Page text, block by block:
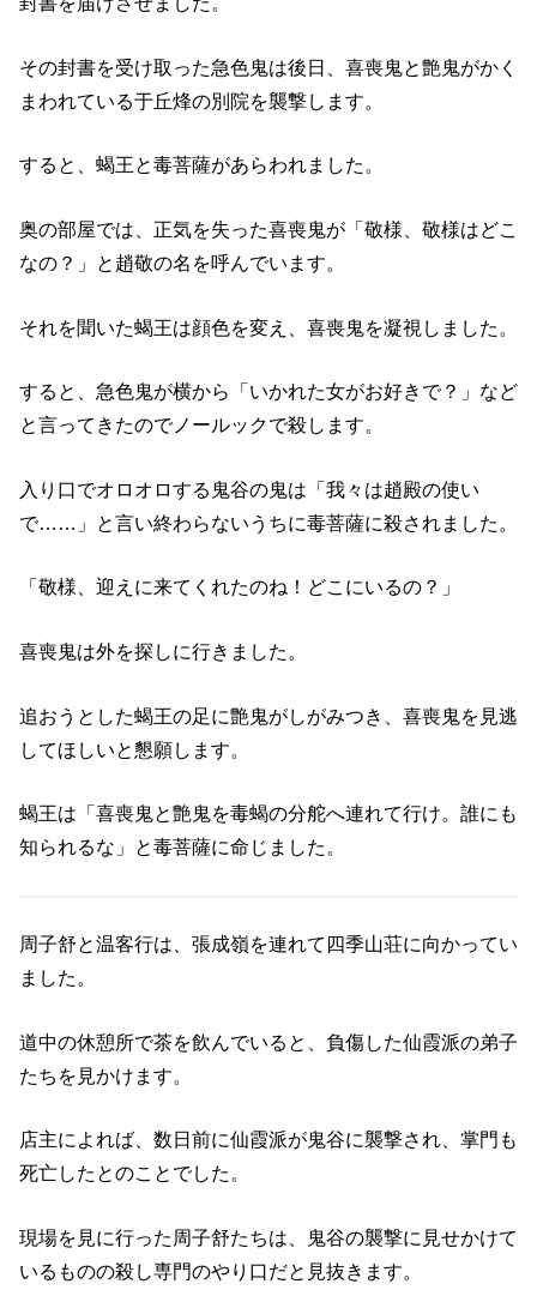
その封書を受け取った急色鬼は後日、喜喪鬼と艶鬼がかく
まわれている于丘烽の別院を襲撃します。
すると、蝎王と毒菩薩があらわれました。
奥の部屋では、正気を失った喜喪鬼が「敬様、敬様はどこ
なの？」と趙敬の名を呼んでいます。
それを聞いた蝎王は顔色を変え、喜喪鬼を凝視しました。
すると、急色鬼が横から「いかれた女がお好きで？」など
と言ってきたのでノールックで殺します。
入り口でオロオロする鬼谷の鬼は「我々は趙殿の使い
で……」と言い終わらないうちに毒菩薩に殺されました。
「敬様、迎えに来てくれたのね！どこにいるの？」
喜喪鬼は外を探しに行きました。
追おうとした蝎王の足に艶鬼がしがみつき、喜喪鬼を見逃
してほしいと懇願します。
蝎王は「喜喪鬼と艶鬼を毒蝎の分舵へ連れて行け。誰にも
知られるな」と毒菩薩に命じました。
周子舒と温客行は、張成嶺を連れて四季山荘に向かってい
ました。
道中の休憩所で茶を飲んでいると、負傷した仙霞派の弟子
たちを見かけます。
店主によれば、数日前に仙霞派が鬼谷に襲撃され、掌門も
死亡したとのことでした。
現場を見に行った周子舒たちは、鬼谷の襲撃に見せかけて
いるものの殺し専門のやり口だと見抜きます。